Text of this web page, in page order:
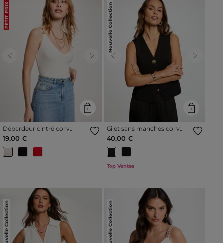
PETIT PRIX
Previous Next
Débardeur cintré col v
blanc femme
19,00 €
Nouvelle Collection
Previous Next
Gilet sans manches col v
noir femme
40,00 €
Top Ventes
Nouvelle Collection Nouvelle Collection